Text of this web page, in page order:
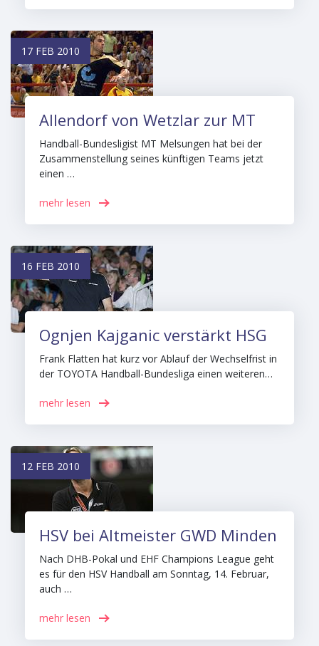
17 FEB 2010
Allendorf von Wetzlar zur MT
Handball-Bundesligist MT Melsungen hat bei der
Zusammenstellung seines künftigen Teams jetzt
einen …
mehr lesen
16 FEB 2010
Ognjen Kajganic verstärkt HSG
Frank Flatten hat kurz vor Ablauf der Wechselfrist in
der TOYOTA Handball-Bundesliga einen weiteren…
mehr lesen
12 FEB 2010
HSV bei Altmeister GWD Minden
Nach DHB-Pokal und EHF Champions League geht
es für den HSV Handball am Sonntag, 14. Februar,
auch …
mehr lesen